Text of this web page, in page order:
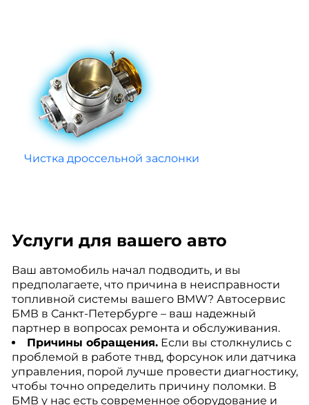
Чистка дроссельной заслонки
Услуги для вашего авто
Ваш автомобиль начал подводить, и вы
предполагаете, что причина в неисправности
топливной системы вашего BMW? Автосервис
БМВ в Санкт-Петербурге – ваш надежный
партнер в вопросах ремонта и обслуживания.
Причины обращения.Если вы столкнулись с
проблемой в работе тнвд, форсунок или датчика
управления, порой лучше провести диагностику,
чтобы точно определить причину поломки. В
БМВ у нас есть современное оборудование и